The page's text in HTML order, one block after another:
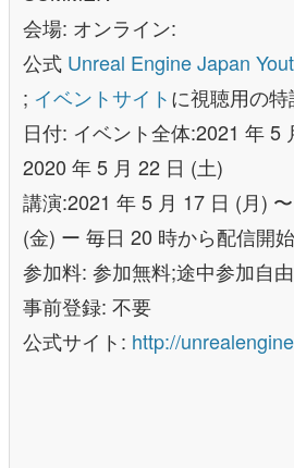
会場: オンライン:
公式 Unreal Engine Japan
; イベントサイトに視聴用の
日付: イベント全体:2021 年 5
2020 年 5 月 22 日 (土)
講演:2021 年 5 月 17 日 (月)
(金) ー 毎日 20 時から配信開始
参加料: 参加無料;途中参加自由
事前登録: 不要
公式サイト: http://